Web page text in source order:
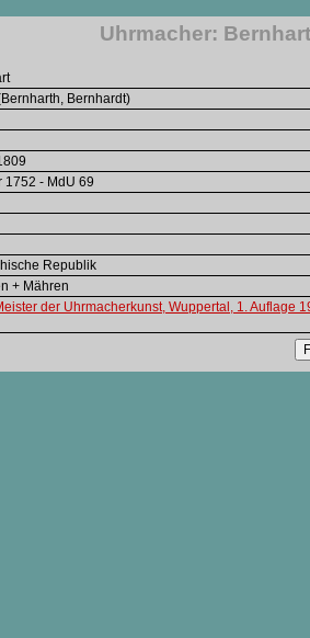
Uhrmacher:
Bernhardt)
1752 - MdU 69
Republik
+ Mähren
der Uhrmacherkunst, Wuppertal, 1. Auflage